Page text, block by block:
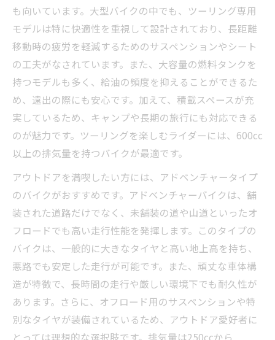
も向いています。大型バイクの中でも、ツーリング専用
モデルは特に快適性を重視して設計されており、長距離
移動時の疲労を軽減するためのサスペンションやシート
の工夫がなされています。また、大容量の燃料タンクを
持つモデルも多く、給油の頻度を抑えることができるた
め、遠出の際にも安心です。加えて、積載スペースが充
実しているため、キャンプや長期の旅行にも対応できる
のが魅力です。ツーリングを楽しむライダーには、600cc
以上の排気量を持つバイクが最適です。
アウトドアを満喫したい方には、アドベンチャータイプ
のバイクがおすすめです。アドベンチャーバイクは、舗
装された道路だけでなく、未舗装の道や山道といったオ
フロードでも高い走行性能を発揮します。このタイプの
バイクは、一般的に大きなタイヤと高い地上高を持ち、
悪路でも安定した走行が可能です。また、頑丈な車体構
造が特徴で、長時間の走行や厳しい環境下でも耐久性が
あります。さらに、オフロード用のサスペンションや特
別なタイヤが装備されているため、アウトドア愛好者に
とっては理想的な選択肢です。排気量は250ccから